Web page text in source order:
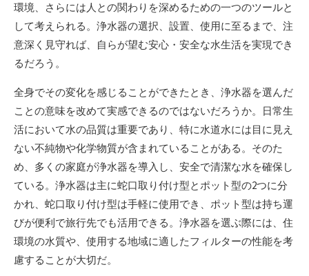
環境、さらには人との関わりを深めるための一つのツールと
して考えられる。浄水器の選択、設置、使用に至るまで、注
意深く見守れば、自らが望む安心・安全な水生活を実現でき
るだろう。
全身でその変化を感じることができたとき、浄水器を選んだ
ことの意味を改めて実感できるのではないだろうか。日常生
活において水の品質は重要であり、特に水道水には目に見え
ない不純物や化学物質が含まれていることがある。そのた
め、多くの家庭が浄水器を導入し、安全で清潔な水を確保し
ている。浄水器は主に蛇口取り付け型とポット型の2つに分
かれ、蛇口取り付け型は手軽に使用でき、ポット型は持ち運
びが便利で旅行先でも活用できる。浄水器を選ぶ際には、住
環境の水質や、使用する地域に適したフィルターの性能を考
慮することが大切だ。